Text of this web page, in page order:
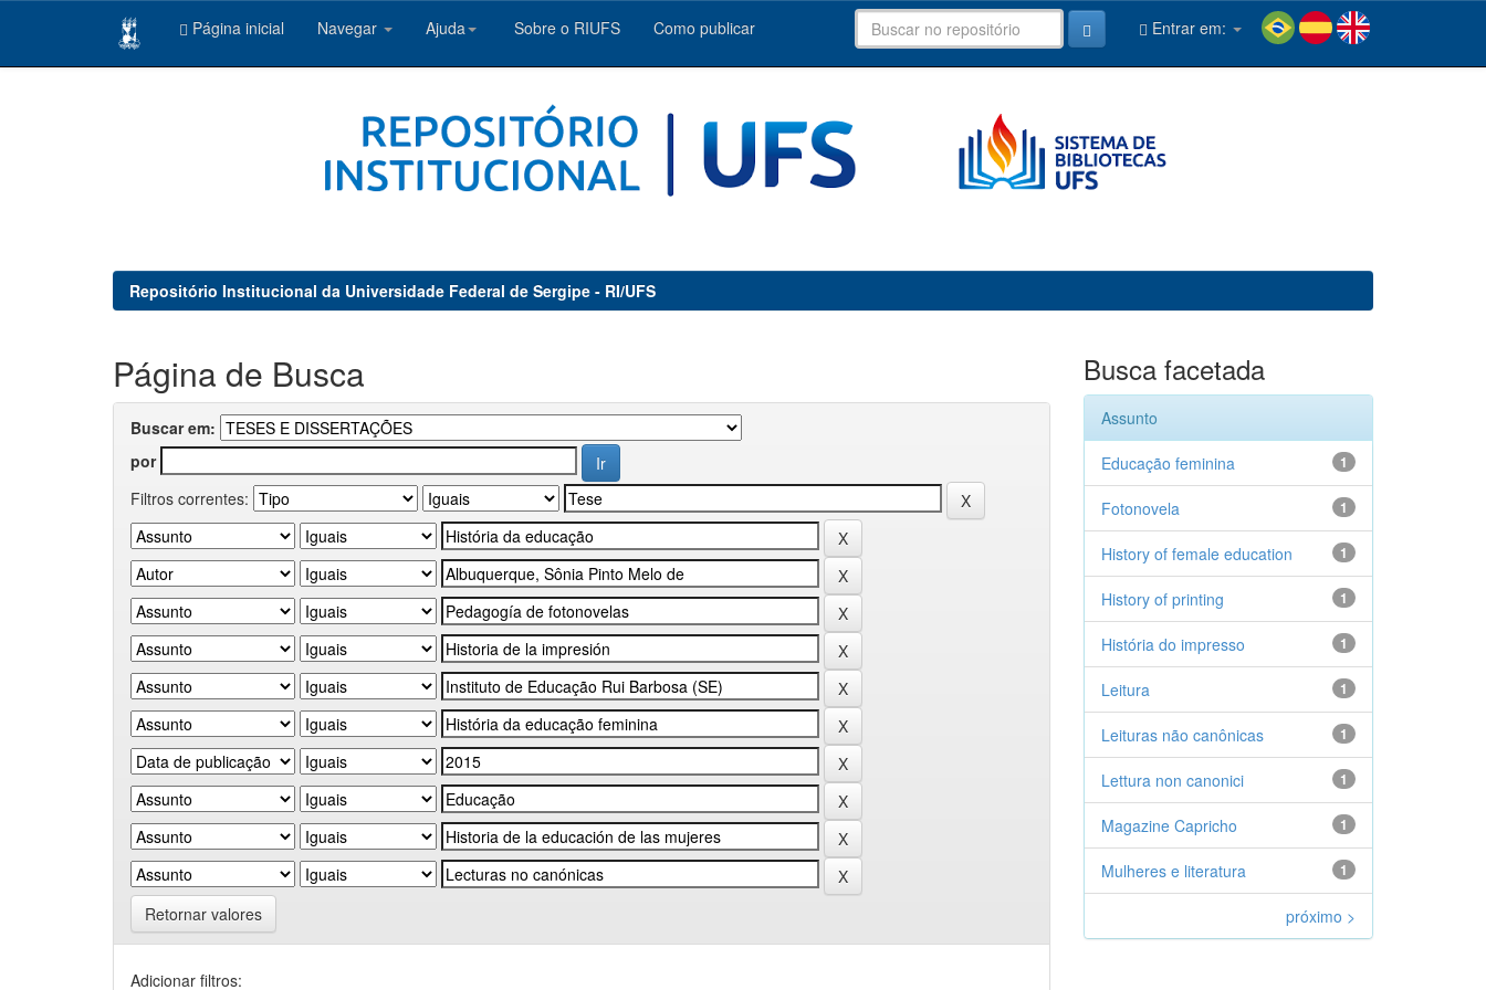
Página inicial Navegar Ajuda Sobre o RIUFS Como publicar Entrar em:
Repositório Institucional da Universidade Federal de Sergipe - RI/UFS
Página de Busca
Buscar em:
por
Filtros correntes:
Retornar valores
Adicionar filtros:
Busca facetada
Assunto
1
Educação feminina
1
Fotonovela
1
History of female education
1
History of printing
1
História do impresso
1
Leitura
1
Leituras não canônicas
1
Lettura non canonici
1
Magazine Capricho
1
Mulheres e literatura
próximo >